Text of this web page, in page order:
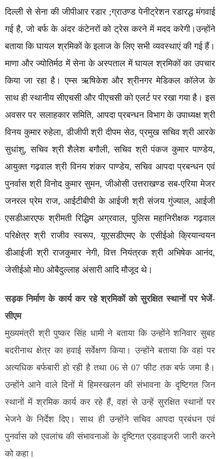
दिल्ली से सेना की जीपीआर रडार ;ग्राउण्ड पेनीट्रेशन रडारद्ध मंगवाई
गई है, जो बर्फ के अंदर कंटेनरों को ट्रेस करने में मदद करेगी।उन्होंने
बताया कि घायल श्रमिकों के इलाज के लिए सभी व्यवस्थाएं की गई हैं।
माणा और ज्योतिर्मठ में सेना के अस्पताल में घायल श्रमिकों का उपचार
किया जा रहा है। एम्स ऋषिकेश और श्रीनगर मेडिकल कॉलेज के
साथ ही स्थानीय सीएचसी और पीएचसी को एलर्ट पर रखा गया है। इस
अवसर पर सलाहकार समिति, आपदा प्रबन्धन विभाग के उपाध्यक्ष श्री
विनय कुमार रुहेला, डीजीपी श्री दीपम सेठ, प्रमुख सचिव श्री आरके
सुधांशु, सचिव श्री शैलेश बगौली, सचिव श्री पंकज कुमार पाण्डेय,
आयुक्त गढ़वाल श्री विनय शंकर पाण्डेय, सचिव आपदा प्रबन्धन एवं
पुनर्वास श्री विनोद कुमार सुमन, जीओसी उत्तराखण्ड सब-एरिया मेजर
जनरल प्रेम राज, आईटीबीपी के आईजी श्री संजय गुंज्याल, आईजी
एसडीआरएफ श्रीमती रिद्धिम अग्रवाल, पुलिस महानिरीक्षक गढ़वाल
परिक्षेत्र श्री राजीव स्वरूप, यूएसडीएमए के एसीईओ क्रियान्वयन
डीआईजी श्री राजकुमार नेगी, वित्त नियंत्रक श्री अभिषेक आनंद,
जेसीईओ मो0 ओबैदुल्लाह अंसारी आदि मौजूद थे।
सड़क निर्माण के कार्य कर रहे श्रमिकों को सुरक्षित स्थानों पर भेजें-
सीएम
मुख्यमंत्री श्री पुष्कर सिंह धामी ने बताया कि उन्होंने शनिवार सुबह
बदरीनाथ क्षेत्र का हवाई सर्वेक्षण किया। उन्होंने बताया कि वहां पर
अत्यधिक बर्फबारी हो रही है तथा 06 से 07 फीट तक बर्फ जमा है।
उन्होंने आने वाले दिनों में हिमस्खलन की संभावना के दृष्टिगत जिन
स्थानों में श्रमिक कार्य कर रहे हैं, वहां से उन्हें सुरक्षित स्थानों पर
भेजने के निर्देश दिए। साथ ही उन्होंने सचिव आपदा प्रबंधन एवं
पुनर्वास को एवलांच की संभावनाओं के दृष्टिगत एडवाइजरी जारी करने
को कहा।